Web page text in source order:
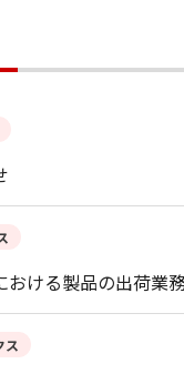
おける製品の出荷業
ス